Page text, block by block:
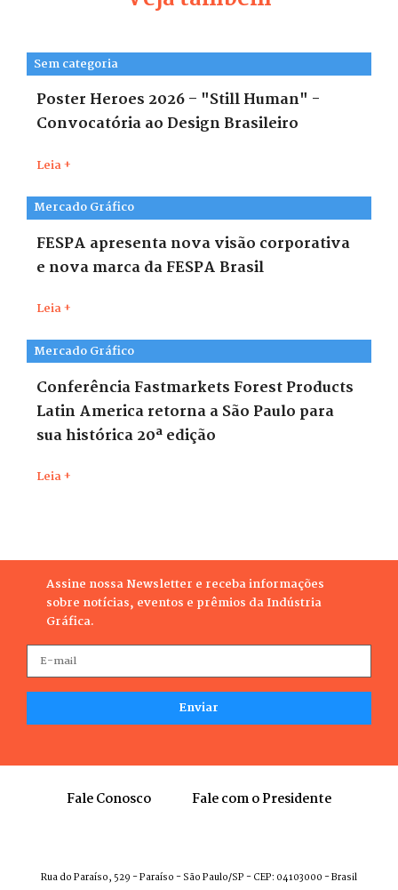
Sem categoria
Poster Heroes 2026 – "Still Human" -
Convocatória ao Design Brasileiro
Leia +
Mercado Gráfico
FESPA apresenta nova visão corporativa
e nova marca da FESPA Brasil
Leia +
Mercado Gráfico
Conferência Fastmarkets Forest Products
Latin America retorna a São Paulo para
sua histórica 20ª edição
Leia +
Assine nossa Newsletter e receba informações
sobre notícias, eventos e prêmios da Indústria
Gráfica.
Fale Conosco Fale com o Presidente
Rua do Paraíso, 529 - Paraíso - São Paulo/SP - CEP: 04103000 - Brasil